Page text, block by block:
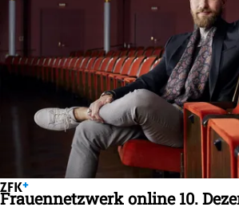
Frauennetzwerk online 10.